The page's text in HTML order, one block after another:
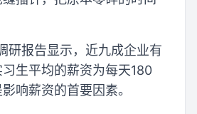
研报告显示，近九成企业有
生平均的薪资为每天180
响薪资的首要因素。